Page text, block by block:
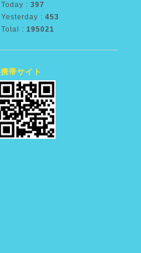
Today : 397
Yesterday : 453
Total : 195021
携帯サイト